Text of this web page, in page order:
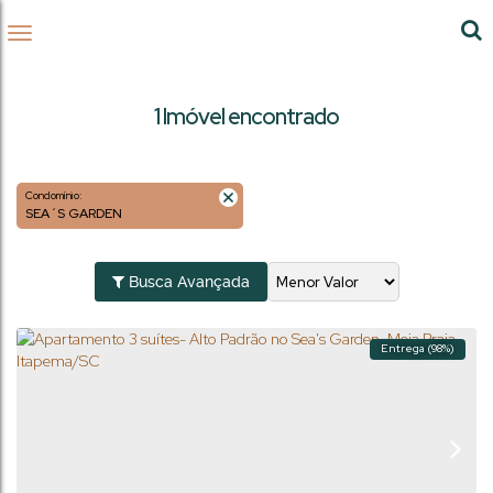
1 Imóvel encontrado
Condomínio:
SEA´S GARDEN
Busca Avançada
Entrega (98%)